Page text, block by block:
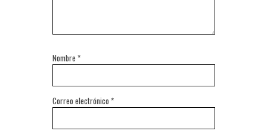
Nombre *
Correo electrónico *